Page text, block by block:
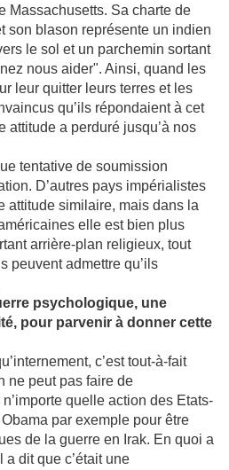
Massachusetts. Sa charte de
son blason représente un indien
le sol et un parchemin sortant
nous aider". Ainsi, quand les
leur quitter leurs terres et les
qu’ils répondaient à cet
attitude a perduré jusqu’à nos
tentative de soumission
D’autres pays impérialistes
attitude similaire, mais dans la
elle est bien plus
arrière-plan religieux, tout
peuvent admettre qu’ils
psychologique, une
pour parvenir à donner cette
c’est tout-à-fait
ne peut pas faire de
quelle action des Etats-
par exemple pour être
de la guerre en Irak. En quoi a
dit que c’était une